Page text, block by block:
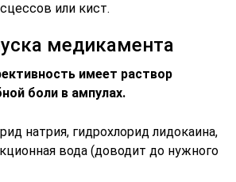
или кист.
медикамента
имеет раствор
боли в ампулах.
натрия, гидрохлорид лидокаина,
вода (доводит до нужного